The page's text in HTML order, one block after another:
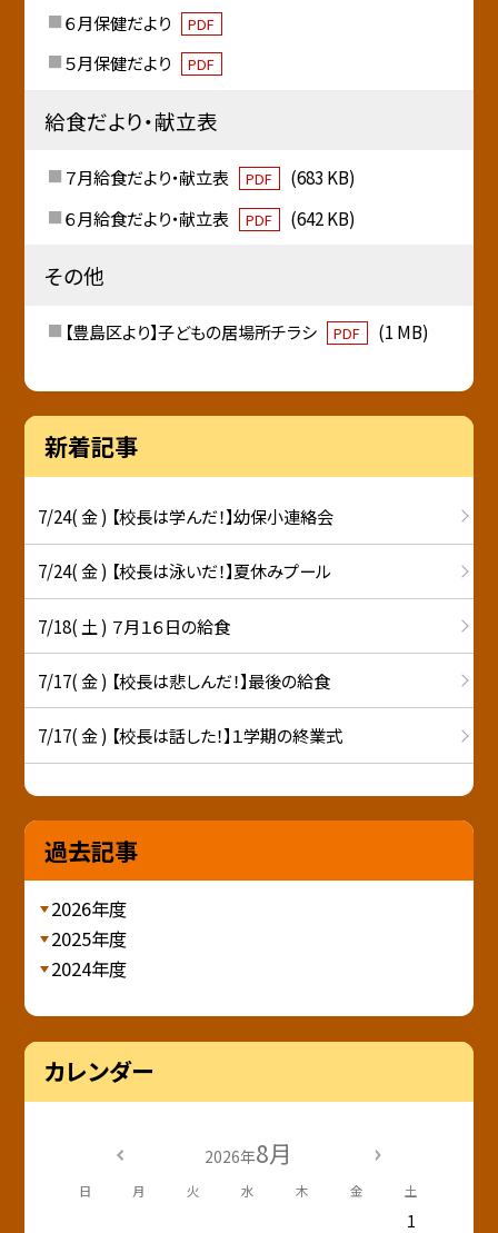
６月保健だより
PDF
５月保健だより PDF
給食だより・献立表
７月給食だより・献立表 PDF
(683 KB)
６月給食だより・献立表
PDF (642 KB)
その他
【豊島区より】子どもの居場所チラシ PDF (1 MB)
新着記事
7/24( 金 ) 【校長は学んだ！】幼保小連絡会
7/24( 金 ) 【校長は泳いだ！】夏休みプール
7/18( 土 ) ７月１６日の給食
7/17( 金 ) 【校長は悲しんだ！】最後の給食
7/17( 金 ) 【校長は話した！】１学期の終業式
過去記事
2026年度
2025年度
2024年度
カレンダー
2026年8月
日 月 火 水 木 金 土
1